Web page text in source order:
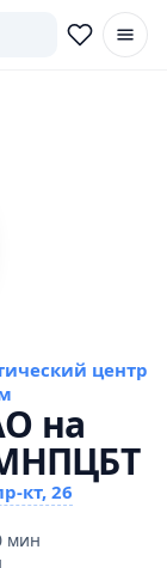
центр
на
кт, 26
мин